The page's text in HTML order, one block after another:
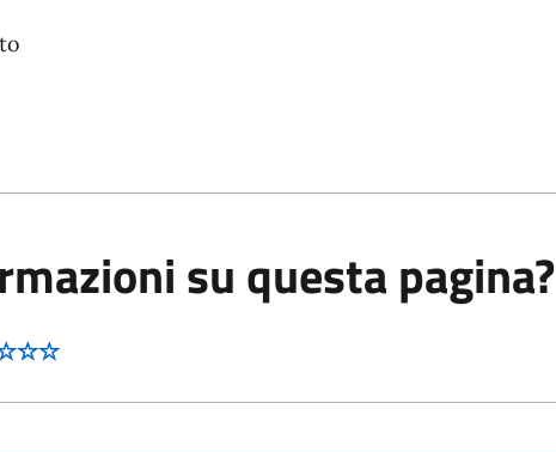
su questa pagina?